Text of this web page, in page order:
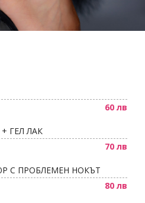
Татяна Гюмишева
60 лв
ГЕЛ ЛАК
70 лв
С ПРОБЛЕМЕН НОКЪТ
80 лв